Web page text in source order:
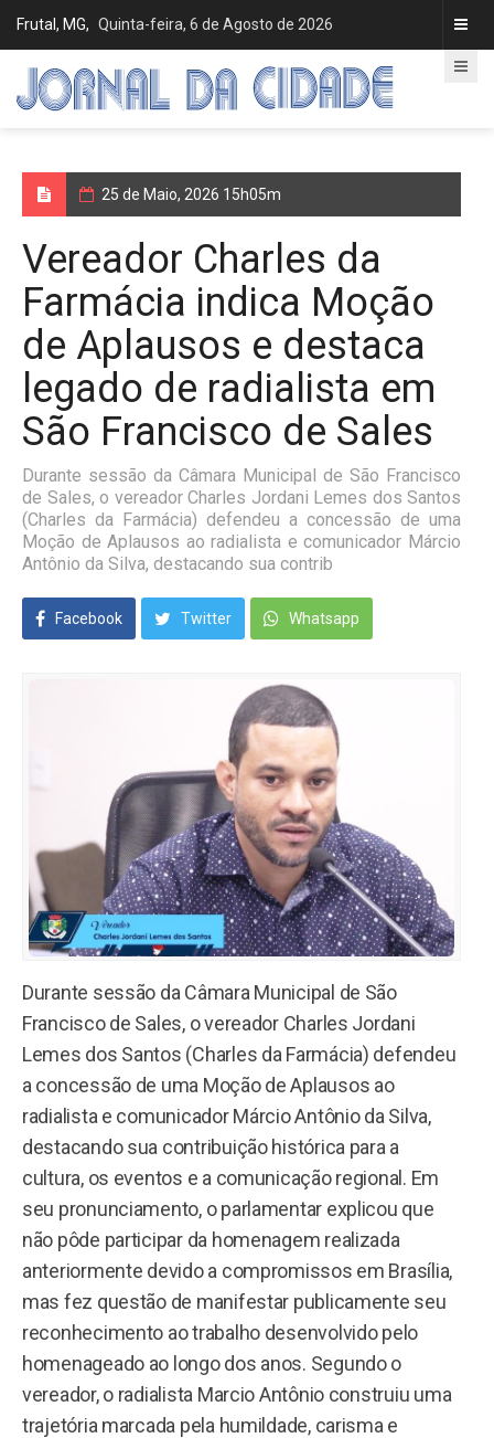
Frutal, MG, Quinta-feira, 6 de Agosto de 2026
25 de Maio, 2026 15h05m
Vereador Charles da
Farmácia indica Moção
de Aplausos e destaca
legado de radialista em
São Francisco de Sales
Durante sessão da Câmara Municipal de São Francisco
de Sales, o vereador Charles Jordani Lemes dos Santos
(Charles da Farmácia) defendeu a concessão de uma
Moção de Aplausos ao radialista e comunicador Márcio
Antônio da Silva, destacando sua contrib
Facebook Twitter Whatsapp
Durante sessão da Câmara Municipal de São
Francisco de Sales, o vereador Charles Jordani
Lemes dos Santos (Charles da Farmácia) defendeu
a concessão de uma Moção de Aplausos ao
radialista e comunicador Márcio Antônio da Silva,
destacando sua contribuição histórica para a
cultura, os eventos e a comunicação regional. Em
seu pronunciamento, o parlamentar explicou que
não pôde participar da homenagem realizada
anteriormente devido a compromissos em Brasília,
mas fez questão de manifestar publicamente seu
reconhecimento ao trabalho desenvolvido pelo
homenageado ao longo dos anos. Segundo o
vereador, o radialista Marcio Antônio construiu uma
trajetória marcada pela humildade, carisma e